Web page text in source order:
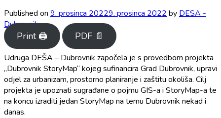
Published on 9. prosinca 20229. prosinca 2022 by DESA -
Dubrovnik
Print 🖨 PDF 📄
Udruga DEŠA – Dubrovnik započela je s provedbom projekta
„Dubrovnik StoryMap“ kojeg sufinancira Grad Dubrovnik, upravi
odjel za urbanizam, prostorno planiranje i zaštitu okoliša. Cilj
projekta je upoznati sugrađane o pojmu GIS-a i StoryMap-a te
na koncu izraditi jedan StoryMap na temu Dubrovnik nekad i
danas.